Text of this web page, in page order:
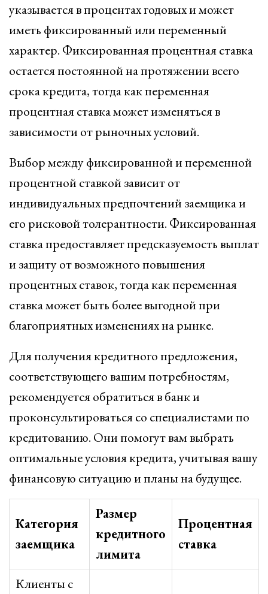
указывается в процентах годовых и может
иметь фиксированный или переменный
характер. Фиксированная процентная ставка
остается постоянной на протяжении всего
срока кредита, тогда как переменная
процентная ставка может изменяться в
зависимости от рыночных условий.
Выбор между фиксированной и переменной
процентной ставкой зависит от
индивидуальных предпочтений заемщика и
его рисковой толерантности. Фиксированная
ставка предоставляет предсказуемость выплат
и защиту от возможного повышения
процентных ставок, тогда как переменная
ставка может быть более выгодной при
благоприятных изменениях на рынке.
Для получения кредитного предложения,
соответствующего вашим потребностям,
рекомендуется обратиться в банк и
проконсультироваться со специалистами по
кредитованию. Они помогут вам выбрать
оптимальные условия кредита, учитывая вашу
финансовую ситуацию и планы на будущее.
Категория
заемщика
Размер
кредитного
лимита
Процентная
ставка
Клиенты с